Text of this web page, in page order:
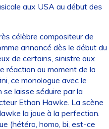
aux USA au début des
célèbre compositeur de
annoncé dès le début du
de certains, sinistre aux
réaction au moment de la
ce monologue avec le
laisse séduire par la
Ethan Hawke. La scène
la joue à la perfection.
(hétéro, homo, bi, est-ce